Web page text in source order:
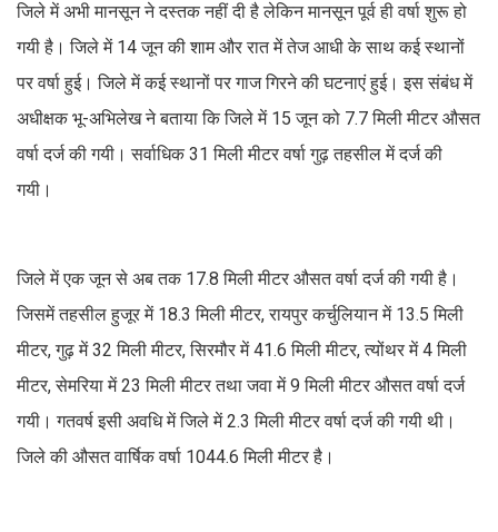
जिले में अभी मानसून ने दस्तक नहीं दी है लेकिन मानसून पूर्व ही वर्षा शुरू हो
गयी है। जिले में 14 जून की शाम और रात में तेज आधी के साथ कई स्थानों
पर वर्षा हुई। जिले में कई स्थानों पर गाज गिरने की घटनाएं हुई। इस संबंध में
अधीक्षक भू-अभिलेख ने बताया कि जिले में 15 जून को 7.7 मिली मीटर औसत
वर्षा दर्ज की गयी। सर्वाधिक 31 मिली मीटर वर्षा गुढ़ तहसील में दर्ज की
गयी।
जिले में एक जून से अब तक 17.8 मिली मीटर औसत वर्षा दर्ज की गयी है।
जिसमें तहसील हुजूर में 18.3 मिली मीटर, रायपुर कर्चुलियान में 13.5 मिली
मीटर, गुढ़ में 32 मिली मीटर, सिरमौर में 41.6 मिली मीटर, त्योंथर में 4 मिली
मीटर, सेमरिया में 23 मिली मीटर तथा जवा में 9 मिली मीटर औसत वर्षा दर्ज
गयी। गतवर्ष इसी अवधि में जिले में 2.3 मिली मीटर वर्षा दर्ज की गयी थी।
जिले की औसत वार्षिक वर्षा 1044.6 मिली मीटर है।